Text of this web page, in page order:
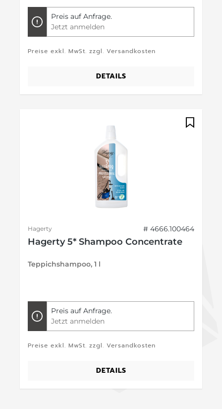
Preis auf Anfrage.
Jetzt anmelden
Preise exkl. MwSt. zzgl. Versandkosten
DETAILS
Hagerty # 4666.100464
Hagerty 5* Shampoo Concentrate
Teppichshampoo, 1 l
Preis auf Anfrage.
Jetzt anmelden
Preise exkl. MwSt. zzgl. Versandkosten
DETAILS